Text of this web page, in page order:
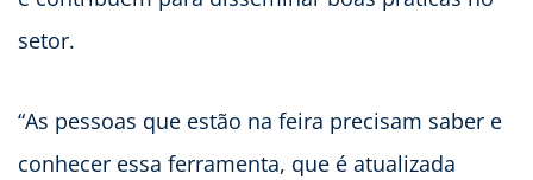
setor.
“As pessoas que estão na feira precisam saber e
conhecer essa ferramenta, que é atualizada